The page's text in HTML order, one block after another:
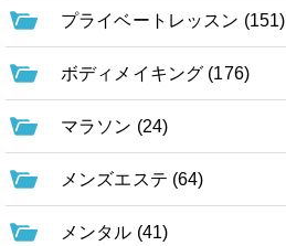
プライベートレッスン (151)
ボディメイキング (176)
マラソン (24)
メンズエステ (64)
メンタル (41)